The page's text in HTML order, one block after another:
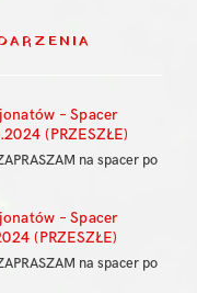
– Spacer
(PRZESZŁE)
na spacer po
– Spacer
(PRZESZŁE)
na spacer po